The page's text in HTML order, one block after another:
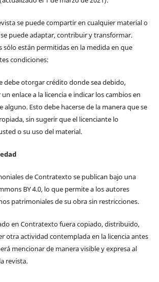
se puede compartir en cualquier material o
puede adaptar, contribuir y transformar.
sólo están permitidas en la medida en que
condiciones:
debe otorgar crédito donde sea debido,
enlace a la licencia e indicar los cambios en
alguno. Esto debe hacerse de la manera que se
sin sugerir que el licenciante lo
o su uso del material.
de Contratexto se publican bajo una
BY 4.0, lo que permite a los autores
patrimoniales de su obra sin restricciones.
en Contratexto fuera copiado, distribuido,
otra actividad contemplada en la licencia antes
mencionar de manera visible y expresa al
revista.